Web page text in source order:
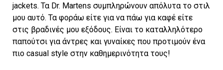
jackets. Τα Dr. Martens συμπληρώνουν απόλυτα το στιλ
μου αυτό. Τα φοράω είτε για να πάω για καφέ είτε
στις βραδινές μου εξόδους. Είναι το καταλληλότερο
παπούτσι για άντρες και γυναίκες που προτιμούν ένα
πιο casual style στην καθημερινότητα τους!